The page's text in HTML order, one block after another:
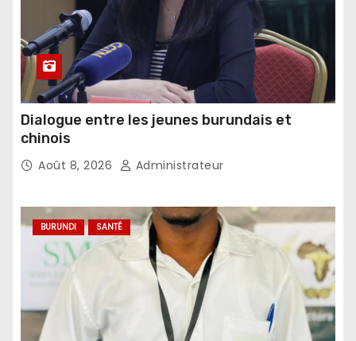
Dialogue entre les jeunes burundais et
chinois
Août 8, 2026 Administrateur
BURUNDI SANTÉ